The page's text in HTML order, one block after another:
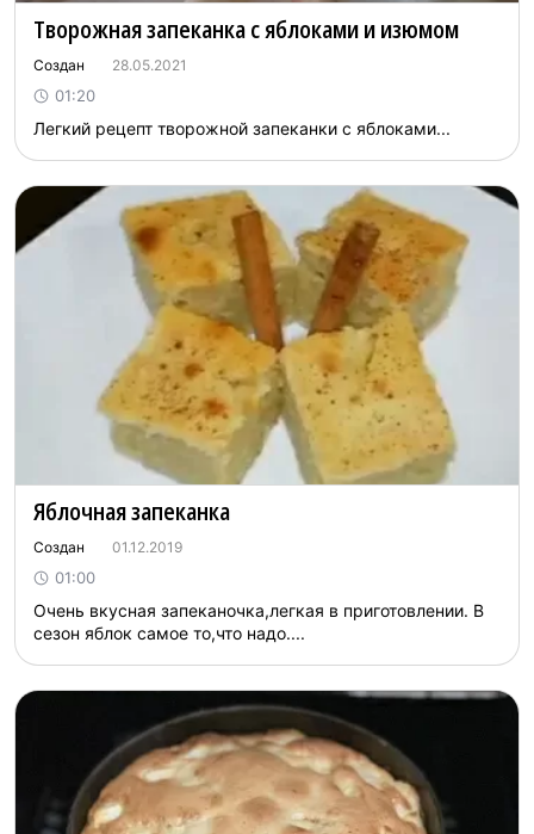
Творожная запеканка с яблоками и изюмом
Создан 28.05.2021
01:20
Легкий рецепт творожной запеканки с яблоками...
Яблочная запеканка
Создан 01.12.2019
01:00
Очень вкусная запеканочка,легкая в приготовлении. В
сезон яблок самое то,что надо....